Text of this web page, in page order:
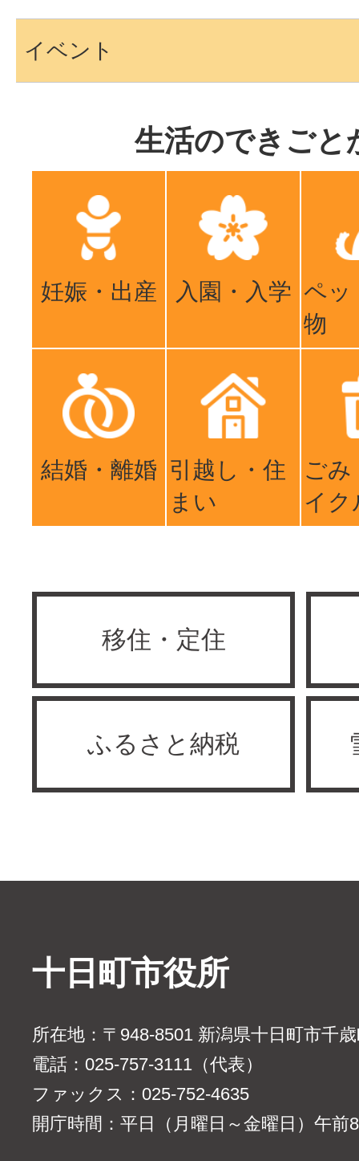
イベント
生活のできごと
妊娠・出産 入園・入学 ペッ
物
結婚・離婚 引越し・住
まい
ごみ
イク
移住・定住
ふるさと納税
十日町市役所
所在地：〒948-8501 新潟県十日町市千
電話：025-757-3111（代表）
ファックス：025-752-4635
開庁時間：平日（月曜日～金曜日）午前